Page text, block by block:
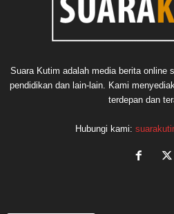
Suara Kutim adalah media berita online
pendidikan dan lain-lain. Kami
terdepan dan
Hubungi kami: